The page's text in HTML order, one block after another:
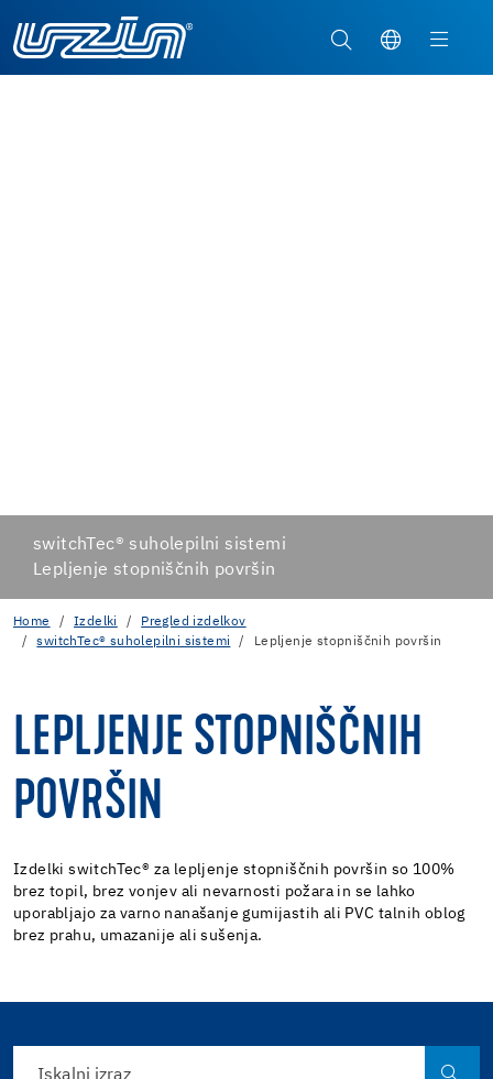
switchTec® suholepilni sistemi
Lepljenje stopniščnih površin
Home Izdelki
Pregled izdelkov
switchTec® suholepilni sistemi
Lepljenje stopniščnih površin
LEPLJENJE STOPNIŠČNIH
POVRŠIN
Izdelki switchTec® za lepljenje stopniščnih površin so 100%
brez topil, brez vonjev ali nevarnosti požara in se lahko
uporabljajo za varno nanašanje gumijastih ali PVC talnih oblog
brez prahu, umazanije ali sušenja.